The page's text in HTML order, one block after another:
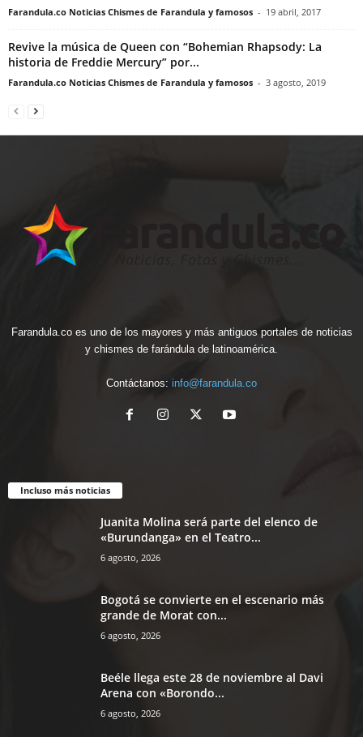
Farandula.co Noticias Chismes de Farandula y famosos - 19 abril, 2017
Revive la música de Queen con “Bohemian Rhapsody: La
historia de Freddie Mercury” por...
Farandula.co Noticias Chismes de Farandula y famosos - 3 agosto, 2019
Farandula.co es uno de los mayores y más antiguos portales de noticias
y chismes de farándula de latinoamérica.
Contáctanos: info@farandula.co
Incluso más noticias
Juanita Molina será parte del elenco de
«Burundanga» en el Teatro...
6 agosto, 2026
Bogotá se convierte en el escenario más
grande de Morat con...
6 agosto, 2026
Beéle llega este 28 de noviembre al Davi
Arena con «Borondo...
6 agosto, 2026